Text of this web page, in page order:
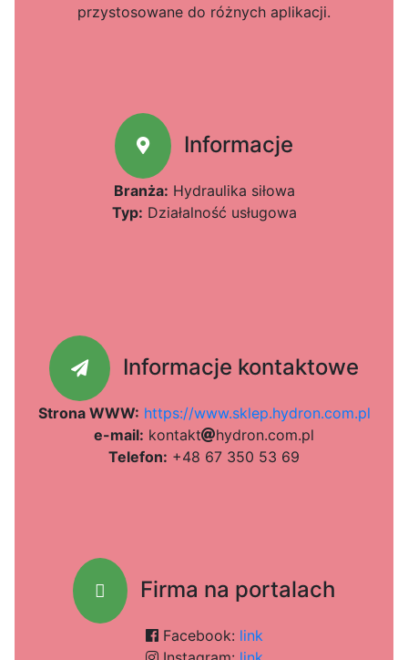
przystosowane do różnych aplikacji.
Informacje
Branża: Hydraulika siłowa
Typ: Działalność usługowa
Informacje kontaktowe
Strona WWW: https://www.sklep.hydron.com.pl
e-mail: kontakt ea6
hc0
ydron92
.7c9
com9
.b
pl
Telefon: +48 67 350 53 69
Firma na portalach
Facebook: link